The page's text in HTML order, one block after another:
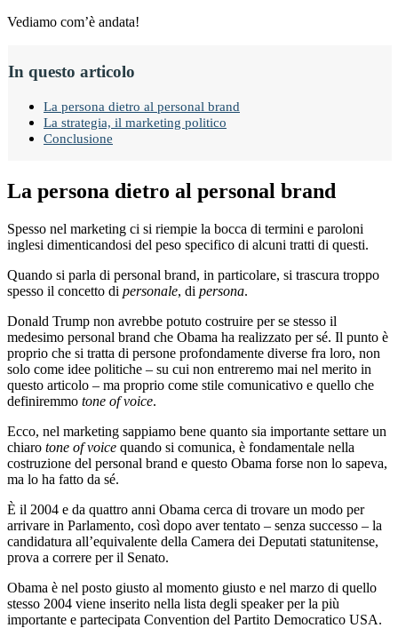
Vediamo com’è andata!
In questo articolo
La persona dietro al personal brand
La strategia, il marketing politico
Conclusione
La persona dietro al personal brand
Spesso nel marketing ci si riempie la bocca di termini e paroloni
inglesi dimenticandosi del peso specifico di alcuni tratti di questi.
Quando si parla di personal brand, in particolare, si trascura troppo
spesso il concetto di personale, di persona.
Donald Trump non avrebbe potuto costruire per se stesso il
medesimo personal brand che Obama ha realizzato per sé. Il punto è
proprio che si tratta di persone profondamente diverse fra loro, non
solo come idee politiche – su cui non entreremo mai nel merito in
questo articolo – ma proprio come stile comunicativo e quello che
definiremmo tone of voice.
Ecco, nel marketing sappiamo bene quanto sia importante settare un
chiaro tone of voice quando si comunica, è fondamentale nella
costruzione del personal brand e questo Obama forse non lo sapeva,
ma lo ha fatto da sé.
È il 2004 e da quattro anni Obama cerca di trovare un modo per
arrivare in Parlamento, così dopo aver tentato – senza successo – la
candidatura all’equivalente della Camera dei Deputati statunitense,
prova a correre per il Senato.
Obama è nel posto giusto al momento giusto e nel marzo di quello
stesso 2004 viene inserito nella lista degli speaker per la più
importante e partecipata Convention del Partito Democratico USA.